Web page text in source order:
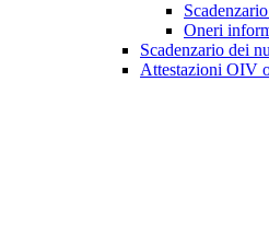
Oneri
Scadenzario dei
Attestazioni OIV